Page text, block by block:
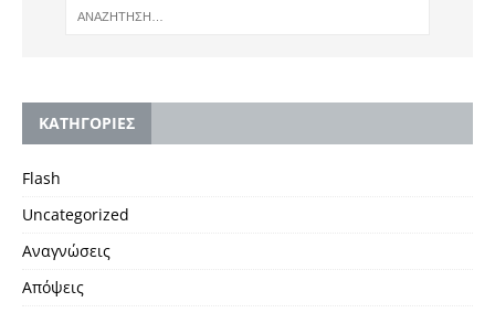
KΑΤΗΓΟΡΙΕΣ
Flash
Uncategorized
Αναγνώσεις
Απόψεις